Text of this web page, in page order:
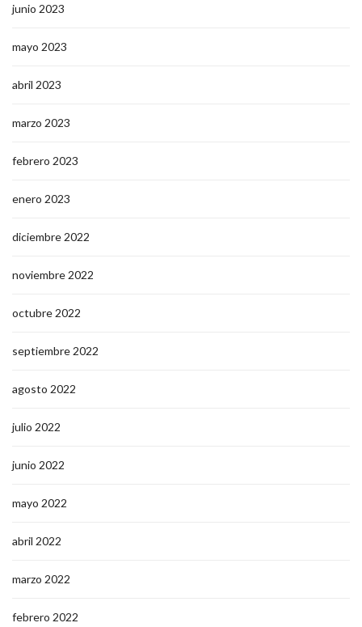
junio 2023
mayo 2023
abril 2023
marzo 2023
febrero 2023
enero 2023
diciembre 2022
noviembre 2022
octubre 2022
septiembre 2022
agosto 2022
julio 2022
junio 2022
mayo 2022
abril 2022
marzo 2022
febrero 2022